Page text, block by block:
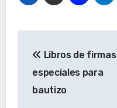
de
entradas
Libros de firmas
especiales para
bautizo